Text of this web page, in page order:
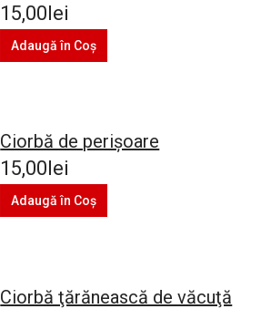
15,00lei
Adaugă în Coş
Ciorbă de perișoare
15,00lei
Adaugă în Coş
Ciorbă ţărănească de văcuţă